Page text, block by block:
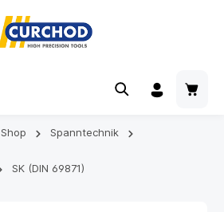
Shop Spanntechnik
SK (DIN 69871)